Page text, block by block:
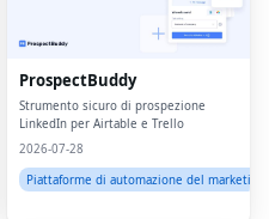
ProspectBuddy
Strumento sicuro di prospezione
LinkedIn per Airtable e Trello
2026-07-28
Piattaforme di automazione del marketing